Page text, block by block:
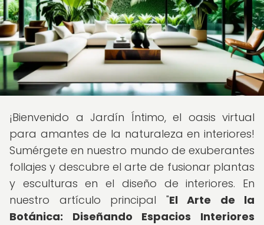
¡Bienvenido a Jardín Íntimo, el oasis virtual
para amantes de la naturaleza en interiores!
Sumérgete en nuestro mundo de exuberantes
follajes y descubre el arte de fusionar plantas
y esculturas en el diseño de interiores. En
nuestro artículo principal "El Arte de la
Botánica: Diseñando Espacios Interiores